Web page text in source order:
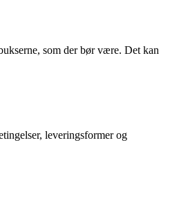
som der bør være. Det kan
leveringsformer og